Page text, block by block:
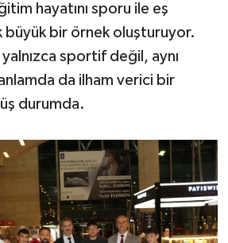
hayatını sporu ile eş
büyük bir örnek oluşturuyor.
yalnızca sportif değil, aynı
da ilham verici bir
durumda.